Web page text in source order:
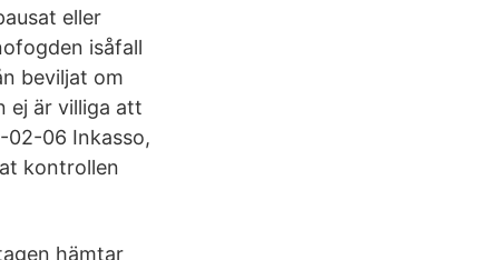
eller
isåfall
beviljat om
ej är villiga att
02-06 Inkasso,
kontrollen
hämtar